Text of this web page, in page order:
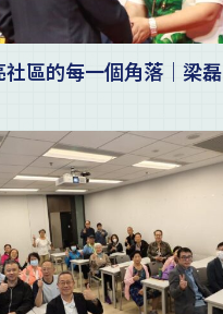
區的每一個角落｜梁磊